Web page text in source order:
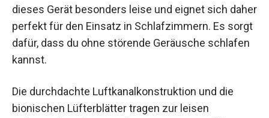
dieses Gerät besonders leise und eignet sich daher
perfekt für den Einsatz in Schlafzimmern. Es sorgt
dafür, dass du ohne störende Geräusche schlafen
kannst.
Die durchdachte Luftkanalkonstruktion und die
bionischen Lüfterblätter tragen zur leisen